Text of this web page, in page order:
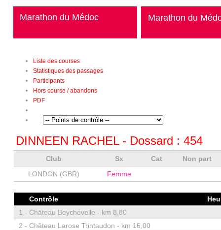
Marathon du Médoc Marathon du
Liste des courses
Statistiques des passages
Participants
Hors course / abandons
PDF
DINNEEN RACHEL- Dossard : 454
Club Sx Cat
Non part
LONDON (GBR)
Femme
Contrôle
1 - Château Beychevelle - km 8,80
2 - Château Larose Trintaudon - km 16,00